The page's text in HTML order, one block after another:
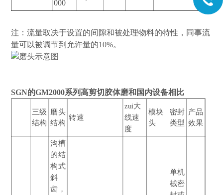
000
注：流量取决于设置的间隙和被处理物料的特性，同事流
量可以被调节到允许量的10%。
SGN的GM2000系列高剪切胶体磨和国内设备相比
三级
结构
磨头
结构
转速
zui大
线速
度
模块
头
密封
类型
产品
效果
沟槽
的结
构式
斜
齿，
单机
械密